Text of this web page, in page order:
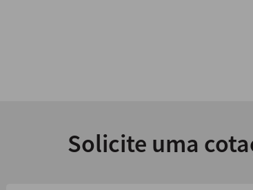
Solicite uma